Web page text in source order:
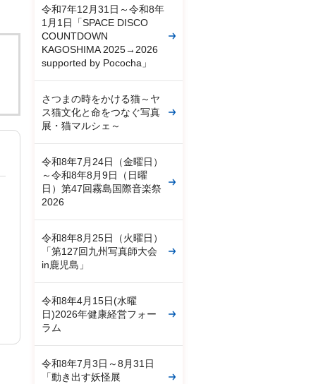
令和7年12月31日～令和8年
1月1日「SPACE DISCO
COUNTDOWN
KAGOSHIMA 2025→2026
supported by Pococha」
さつまの時をかける猫～ヤ
ス猫文化と命をつなぐ写真
展・猫マルシェ～
令和8年7月24日（金曜日）
～令和8年8月9日（日曜
日）第47回霧島国際音楽祭
2026
令和8年8月25日（火曜日）
「第127回九州写真師大会
in鹿児島」
令和8年4月15日(水曜
日)2026年健康経営フォー
ラム
令和8年7月3日～8月31日
「動き出す妖怪展